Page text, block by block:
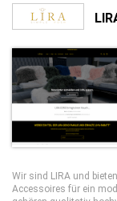
Wir sind LIRA und
Accessoires für ein